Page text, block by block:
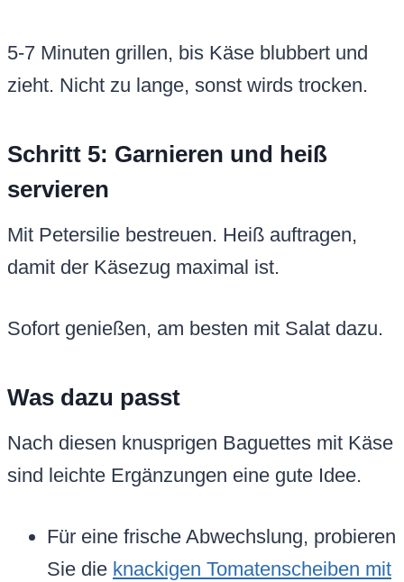
5-7 Minuten grillen, bis Käse blubbert und
zieht. Nicht zu lange, sonst wirds trocken.
Schritt 5: Garnieren und heiß
servieren
Mit Petersilie bestreuen. Heiß auftragen,
damit der Käsezug maximal ist.
Sofort genießen, am besten mit Salat dazu.
Was dazu passt
Nach diesen knusprigen Baguettes mit Käse
sind leichte Ergänzungen eine gute Idee.
Für eine frische Abwechslung, probieren
Sie die knackigen Tomatenscheiben mit